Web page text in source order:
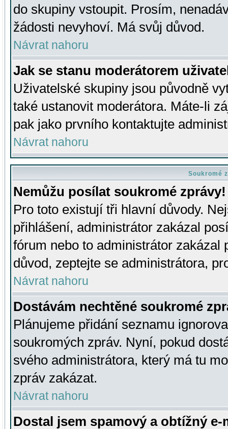
do skupiny vstoupit. Prosím,
žádosti nevyhoví. Má svůj důvod.
Návrat nahoru
Jak se stanu moderátorem
Uživatelské skupiny jsou původně
také ustanovit moderátora. Máte-li
pak jako prvního kontaktujte
Návrat nahoru
Soukromé
Nemůžu posílat soukromé zprávy!
Pro toto existují tři hlavní důvody.
přihlášení, administrátor zakázal
fórum nebo to administrátor zakázal
důvod, zeptejte se administrátora,
Návrat nahoru
Dostávám nechtěné soukromé
Plánujeme přidání seznamu
soukromých zpráv. Nyní, pokud
svého administrátora, který má tu
zpráv zakázat.
Návrat nahoru
Dostal jsem spamový a obtížný